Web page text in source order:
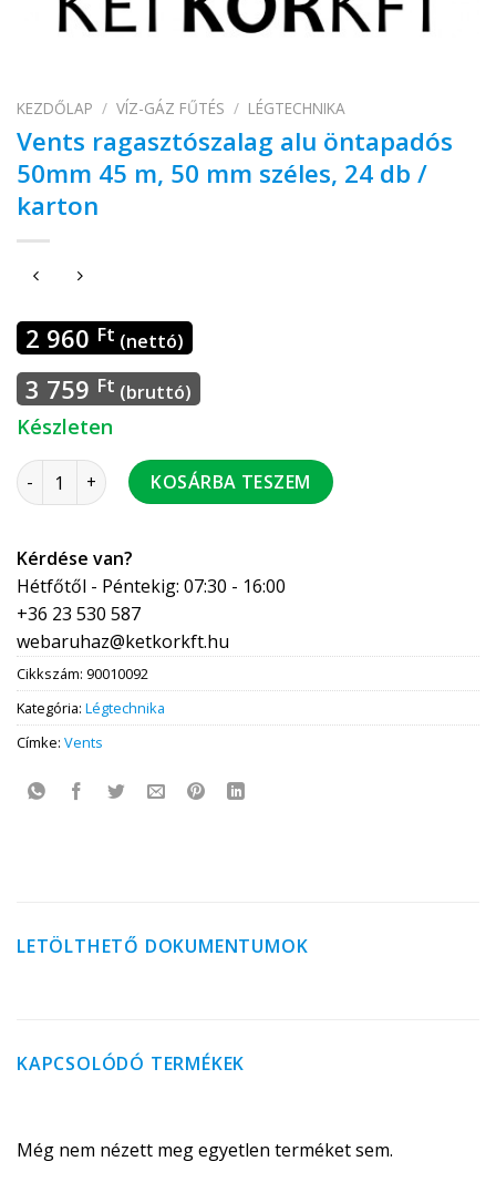
KEZDŐLAP / VÍZ-GÁZ FŰTÉS / LÉGTECHNIKA
Vents ragasztószalag alu öntapadós
50mm 45 m, 50 mm széles, 24 db /
karton
2 960 Ft (nettó)
3 759 Ft (bruttó)
Készleten
Vents ragasztószalag alu öntapadós 50mm 45 m, 50 mm
KOSÁRBA TESZEM
Kérdése van?
Hétfőtől - Péntekig: 07:30 - 16:00
+36 23 530 587
webaruhaz@ketkorkft.hu
Cikkszám: 90010092
Kategória: Légtechnika
Címke: Vents
LETÖLTHETŐ DOKUMENTUMOK
KAPCSOLÓDÓ TERMÉKEK
Még nem nézett meg egyetlen terméket sem.